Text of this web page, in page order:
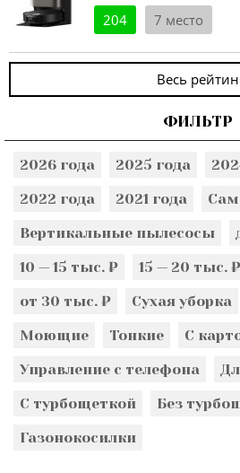
204 7 место
Весь
ФИЛЬТР
2026 года 2025 года
2022 года
2021 года
Вертикальные пылесосы
10 — 15 тыс. ₽
15 — 20 тыс. ₽
от 30 тыс. ₽
Сухая уборка
Моющие
Тонкие
С
Управление с телефона
С турбощеткой
Без
Газонокосилки